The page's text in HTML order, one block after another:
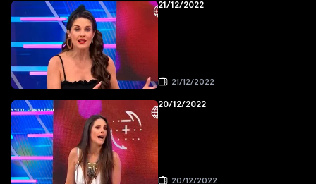
21/12/2022
21/12/2022
20/12/2022
20/12/2022